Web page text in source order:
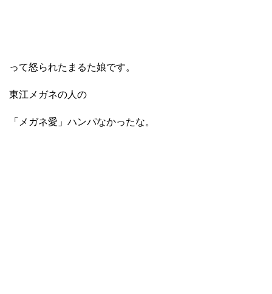
って怒られたまるた娘です。
東江メガネの人の
「メガネ愛」ハンパなかったな。